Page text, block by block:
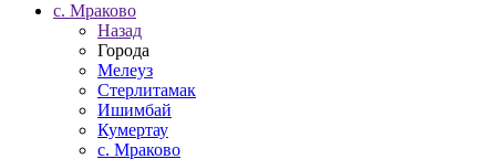
c. Мраково
Назад
Города
Мелеуз
Стерлитамак
Ишимбай
Кумертау
c. Мраково